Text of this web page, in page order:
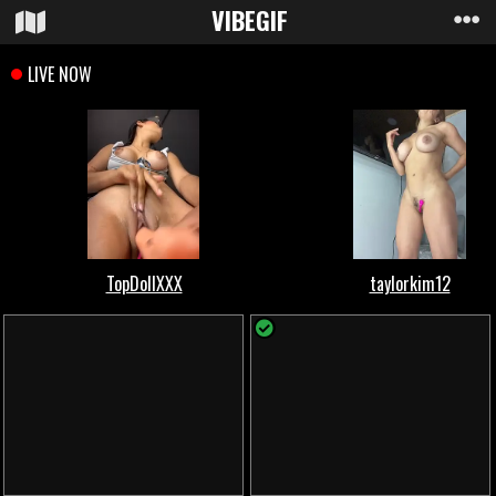
VIBEGIF